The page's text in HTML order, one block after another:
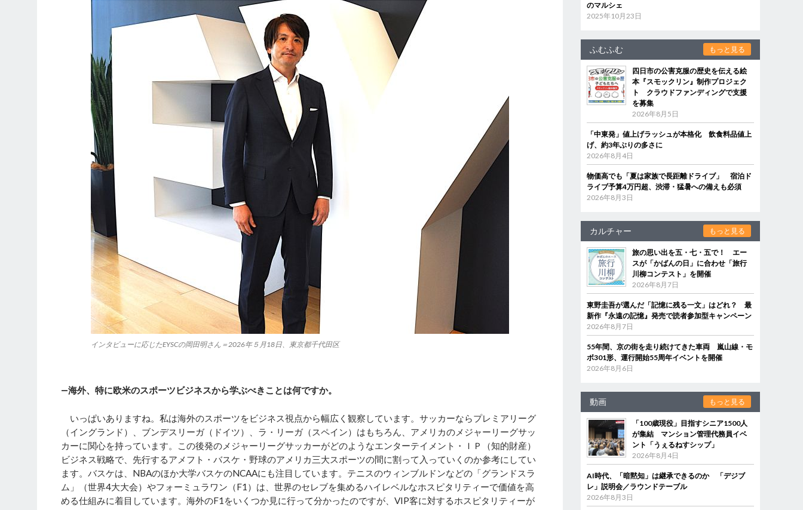
インタビューに応じたEYSCの岡田明さん＝2026年５月18日、東京都千代田区
―海外、特に欧米のスポーツビジネスから学ぶべきことは何ですか。
いっぱいありますね。私は海外のスポーツをビジネス視点から幅広く観察しています。サッカーならプレミアリーグ
（イングランド）、ブンデスリーガ（ドイツ）、ラ・リーガ（スペイン）はもちろん、アメリカのメジャーリーグサッ
カーに関心を持っています。この後発のメジャーリーグサッカーがどのようなエンターテイメント・ＩＰ（知的財産）
ビジネス戦略で、先行するアメフト・バスケ・野球のアメリカ三大スポーツの間に割って入っていくのか参考にしてい
ます。バスケは、NBAのほか大学バスケのNCAAにも注目しています。テニスのウィンブルドンなどの「グランドスラ
ム」（世界4大大会）やフォーミュラワン（F1）は、世界のセレブを集めるハイレベルなホスピタリティーで価値を高
める仕組みに着目しています。海外のF1をいくつか見に行って分かったのですが、VIP客に対するホスピタリティーが
のマルシェ
2025年10月23日
ふむふむ もっと見る
四日市の公害克服の歴史を伝える絵
本『スモックリン』制作プロジェク
ト クラウドファンディングで支援
を募集
2026年8月5日
「中東発」値上げラッシュが本格化 飲食料品値上
げ、約3年ぶりの多さに
2026年8月4日
物価高でも「夏は家族で長距離ドライブ」 宿泊ド
ライブ予算4万円超、渋滞・猛暑への備えも必須
2026年8月3日
カルチャー もっと見る
旅の思い出を五・七・五で！ エー
スが「かばんの日」に合わせ「旅行
川柳コンテスト」を開催
2026年8月7日
東野圭吾が選んだ「記憶に残る一文」はどれ？ 最
新作『永遠の記憶』発売で読者参加型キャンペーン
2026年8月7日
55年間、京の街を走り続けてきた車両 嵐山線・モ
ボ301形、運行開始55周年イベントを開催
2026年8月6日
動画 もっと見る
「100歳現役」目指すシニア1500人
が集結 マンション管理代務員イベ
ント「うぇるねすシップ」
2026年8月4日
AI時代、「暗黙知」は継承できるのか 「デジブ
レ」説明会／ラウンドテーブル
2026年8月3日